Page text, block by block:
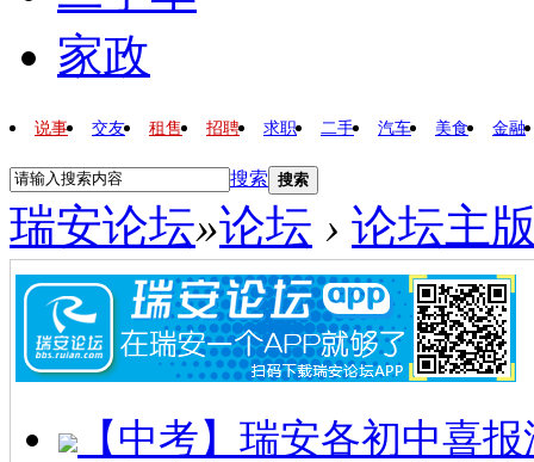
家政
说事 交友 租售 招聘 求职 二手 汽车 美食 金融
搜索 搜索
瑞安论坛»论坛 › 论坛主
【中考】瑞安各初中喜